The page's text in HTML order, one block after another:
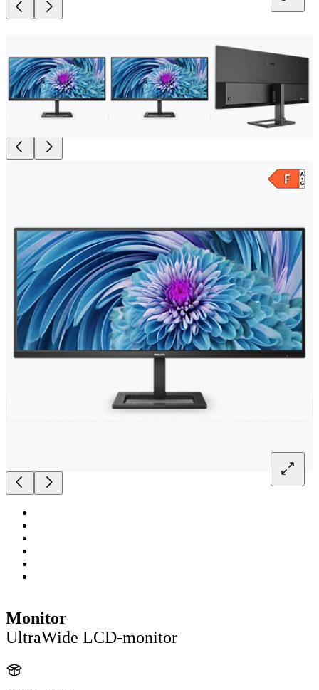
Monitor
UltraWide LCD-monitor